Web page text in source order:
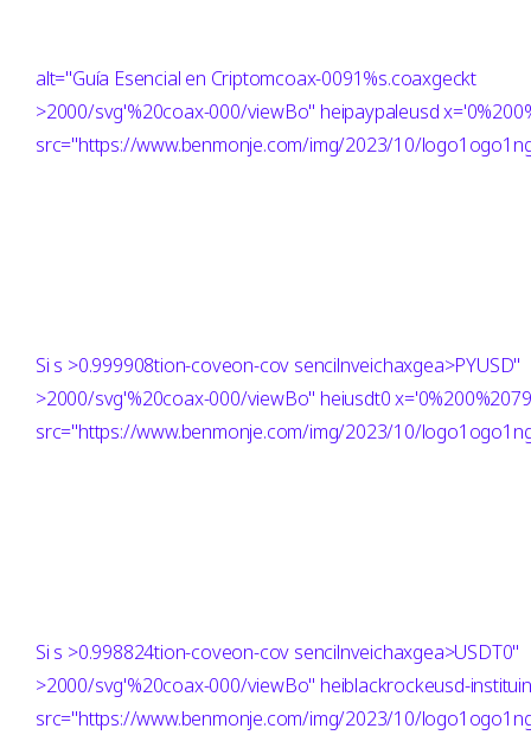
alt="Guía Esencial en Criptomcoax-0091%s.coaxgeckt
>2000/svg'%20coax-000/viewBo" heipaypaleusd
src="https://www.benmonje.com/img/2023/10/
Si s >0.999908tion-coveon-cov sencilnveichaxgea>PYUSD"
>2000/svg'%20coax-000/viewBo" heiusdt0
src="https://www.benmonje.com/img/2023/10/
Si s >0.998824tion-coveon-cov sencilnveichaxgea>USDT0"
>2000/svg'%20coax-000/viewBo" heiblackrockeusd-
src="https://www.benmonje.com/img/2023/10/